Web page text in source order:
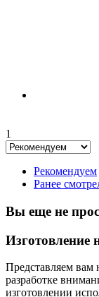
1
Рекомендуем
Ранее
Вы еще не
Изготовление
Представляем
разработке
изготовлении